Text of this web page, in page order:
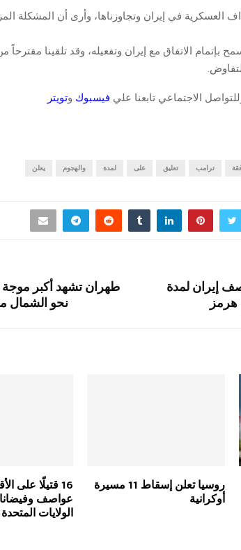
العسكرية في إيران وتجاوزناها، وأرى أن المشكلة
الاجتماعي تابعنا علي فيسبوك وتويتر
ترامب تعليق على لمدة والهجوم يعلن
إيران لمدة طهران تشهد أكبر
نحو الشمال
روسيا تعلن إسقاط 11 مسيرة
أوكرانية
16 قتيلًا على
عواصف
الولايات المتحدة